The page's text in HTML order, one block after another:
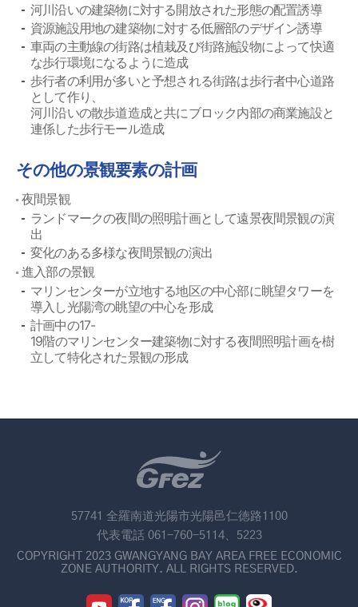
河川沿いの建築物に対する開放された形態の配置誘導
資源施設用地の建築物に対する低層部のデザイン誘導
車両の主動線の街路は植栽及び街路施設物によって快適
な歩行環境になるように造成
歩行者の利用が多いと予想される街路は歩行者中心道路
として作り、
河川沿いの散歩道造成と共にブロック内部の商業施設と
連係した歩行モール造成
その他の景観要素の計画
夜間景観
ランドマークの夜間の照明計画として遠景夜間景観の演
出
変化のある多様な夜間景観の演出
進入部の景観
マリンセンターが立地する地区の中心部に眺望タワーを
導入し光陽湾の眺望の中心を形成
計画中の17-
19階のマリンセンター建築物に対する夜間照明計画を樹
立して特化された景観の形成
57741 全羅南道光陽市光陽邑仁徳路1100
代表電話 061-760-5114、5223
COPYRIGHT 2023 GWANGYANG BAY AREA FREE ECONOMIC
ZONE AUTHORITY. ALL RIGHTS RESERVED.